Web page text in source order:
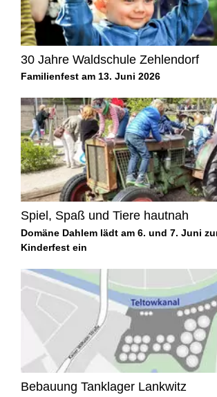
30 Jahre Waldschule Zehlendorf
Familienfest am 13. Juni 2026
Spiel, Spaß und Tiere hautnah
Domäne Dahlem lädt am 6. und 7. Juni
Kinderfest ein
Bebauung Tanklager Lankwitz